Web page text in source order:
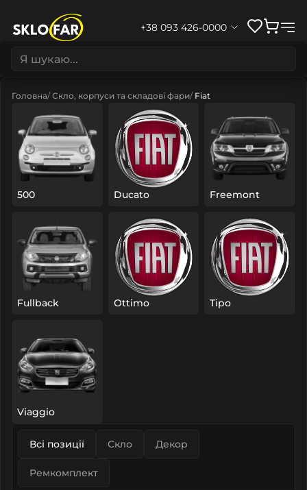
+38 093 426-0000
Головна Скло, корпуси та складові фари Fiat
500 Ducato Freemont
Fullback Ottimo Tipo
Viaggio
Всі позиції Скло Декор
Ремкомплект